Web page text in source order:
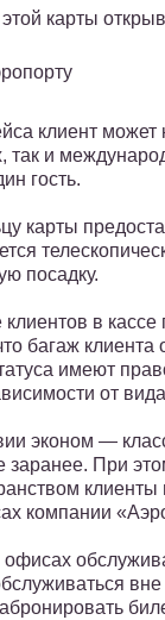
карты
клиент может
так и
гость.
карты
посадку.
в
багаж
имеют
от
эконом —
заранее. При
клиенты
компании